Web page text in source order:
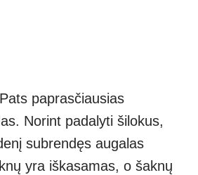
paprasčiausias
Norint padalyti šilokus,
subrendęs augalas
yra iškasamas, o šaknų